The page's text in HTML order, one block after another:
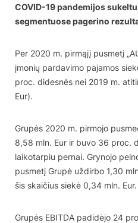
COVID-19 pandemijos
segmentuose pagerino
Per 2020 m. pirmąjį pusmetį
įmonių pardavimo pajamos
proc. didesnės nei 2019 m.
Eur).
Grupės 2020 m. pirmojo
8,58 mln. Eur ir buvo 36 proc.
laikotarpiu pernai. Grynojo
pusmetį Grupė uždirbo 1,30
šis skaičius siekė 0,34 mln. Eur.
Grupės EBITDA padidėjo 24